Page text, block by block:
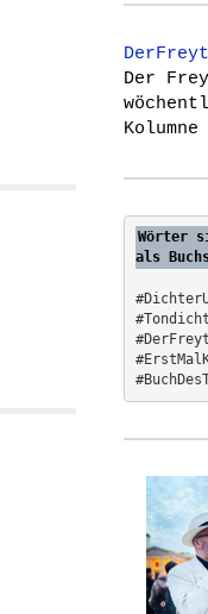
r
h
f
o
r
Der
Kolumne
Wörter
als